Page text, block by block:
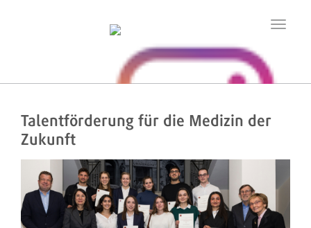
Toggle
Talentförderung für die Medizin der
Zukunft